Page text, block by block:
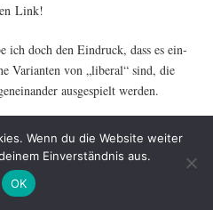
Link!
ich doch den Ein­druck, dass es ein­
Vari­an­ten von „libe­ral“ sind, die
aus­ge­spielt werden.
kann ich dei­ne Argu­
ich befürch­te, dass wir die Quo­te
Wenn du die Website weiter
Einverständnis aus.
OK